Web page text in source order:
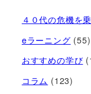
４０代の危機を
eラーニング (55)
おすすめの学び
コラム (123)